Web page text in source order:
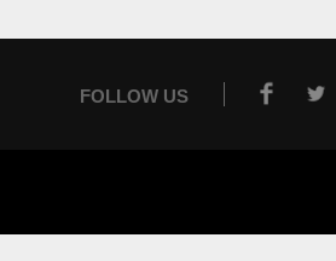
FOLLOW US